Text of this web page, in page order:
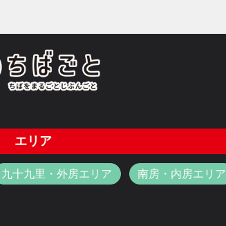
エリア
九十九里・外房エリア 南房・内房エリア